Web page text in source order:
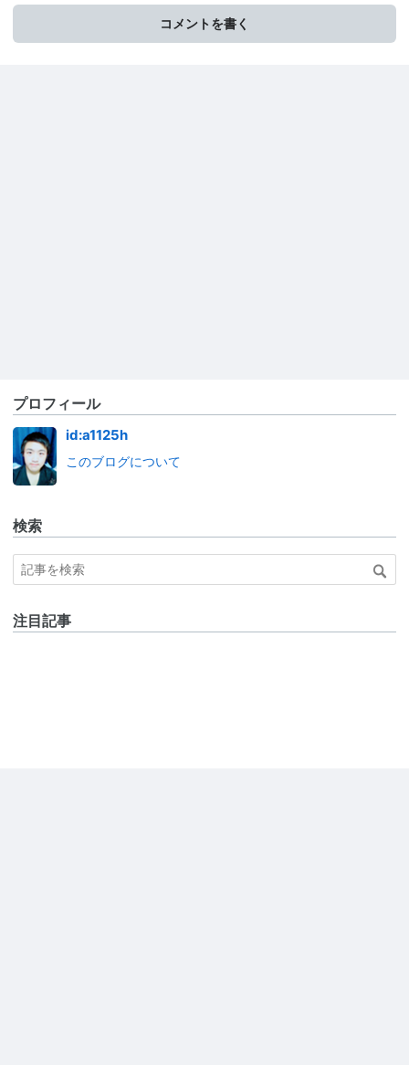
コメントを書く
プロフィール
id:a1125h
このブログについて
検索
注目記事